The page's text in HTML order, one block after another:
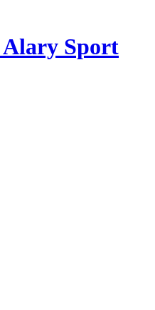
Alary Sport